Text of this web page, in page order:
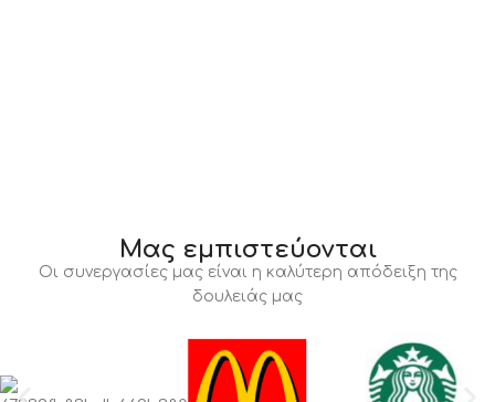
Μας εμπιστεύονται
Οι συνεργασίες μας είναι η καλύτερη απόδειξη της
δουλειάς μας